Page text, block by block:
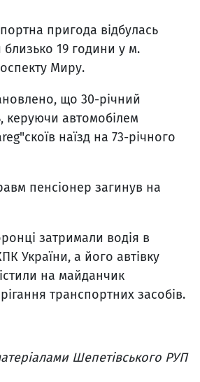
пригода відбулась
близько 19 години у м.
Миру.
що 30-річний
керуючи автомобілем
наїзд на 73-річного
пенсіонер загинув на
затримали водія в
України, а його автівку
на майданчик
транспортних засобів.
Шепетівського РУП